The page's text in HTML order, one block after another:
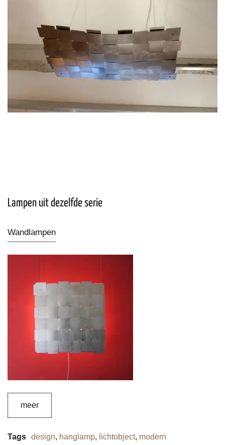
Lampen uit dezelfde serie
Wandlampen
meer
Tags design, hanglamp, lichtobject, modern